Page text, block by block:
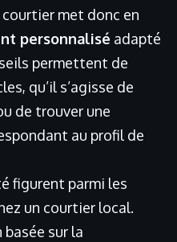
met donc en
personnalisé adapté
permettent de
qu’il s’agisse de
de trouver une
au profil de
figurent parmi les
un courtier local.
sur la